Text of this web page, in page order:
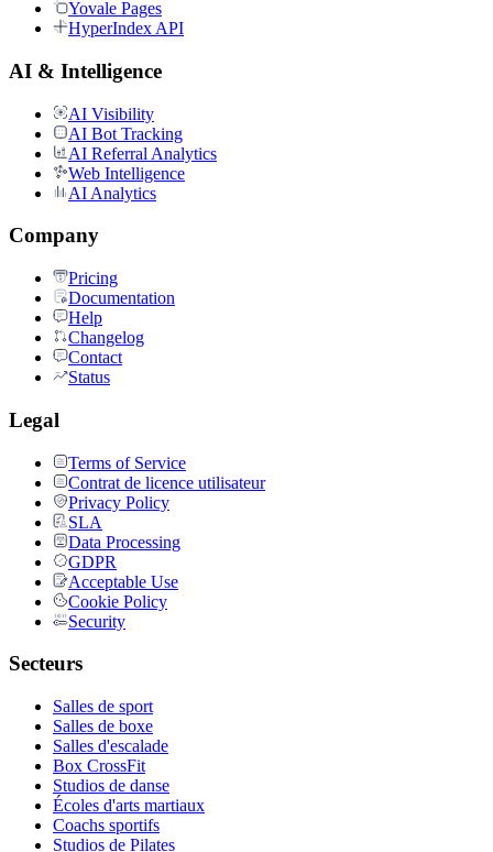
Yovale Pages
HyperIndex API
AI & Intelligence
AI Visibility
AI Bot Tracking
AI Referral Analytics
Web Intelligence
AI Analytics
Company
Pricing
Documentation
Help
Changelog
Contact
Status
Legal
Terms of Service
Contrat de licence utilisateur
Privacy Policy
SLA
Data Processing
GDPR
Acceptable Use
Cookie Policy
Security
Secteurs
Salles de sport
Salles de boxe
Salles d'escalade
Box CrossFit
Studios de danse
Écoles d'arts martiaux
Coachs sportifs
Studios de Pilates